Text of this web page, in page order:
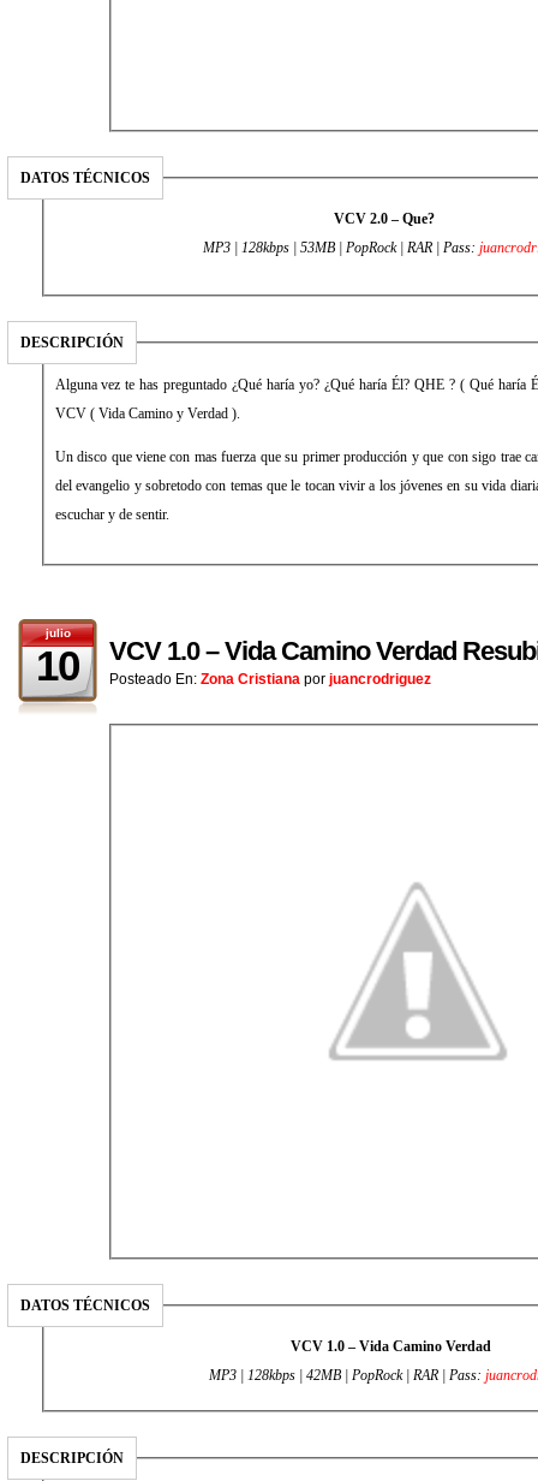
DATOS TÉCNICOS
VCV 2.0 – Que?
MP3 | 128kbps | 53MB | PopRock | RAR | Pass:
DESCRIPCIÓN
Alguna vez te has preguntado ¿Qué haría yo? ¿Qué haría Él? QHE ? ( Qué haría Él ), es la segunda producción de
VCV ( Vida Camino y Verdad ).
Un disco que viene con mas fuerza que su primer producción y que con sigo trae canciones con mensajes mas claros
del evangelio y sobretodo con temas que le tocan vivir a los jóvenes en su vida diaria, realmente es un disco digno de
escuchar y de sentir.
julio
10 VCV 1.0 – Vida Camino Verdad
Posteado En: Zona Cristiana por juancrodriguez
DATOS TÉCNICOS
VCV 1.0 – Vida Camino Verdad
MP3 | 128kbps | 42MB | PopRock | RAR | Pass:
DESCRIPCIÓN